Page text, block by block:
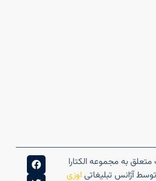
به مجموعه الکتارا
آژانس تبلیغاتیاوزی